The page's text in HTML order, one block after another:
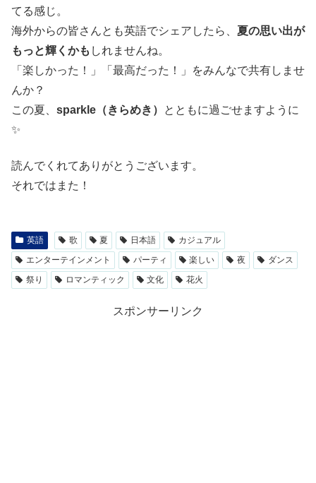
てる感じ。
海外からの皆さんとも英語でシェアしたら、 夏の思い出が
もっと輝くかも しれませんね。
「楽しかった！」「最高だった！」をみんなで共有しませ
んか？
この夏、 sparkle（きらめき）
とともに過ごせますように
✨
読んでくれてありがとうございます。
それではまた！
英語 歌 夏 日本語
カジュアル
エンターテインメント
パーティ 楽しい 夜
ダンス
祭り
ロマンティック 文化 花火
スポンサーリンク